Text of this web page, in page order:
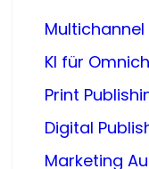
Multichannel
KI für
Print
Digital
Marketing